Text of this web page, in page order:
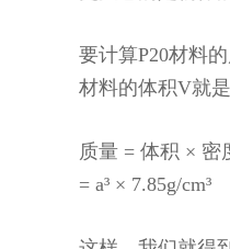
要计算P20材料
材料的体积V就
质量 = 体积 × 密
= a³ × 7.85g/cm³